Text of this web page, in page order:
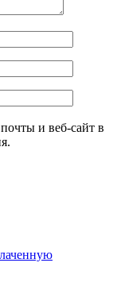
и веб-сайт в